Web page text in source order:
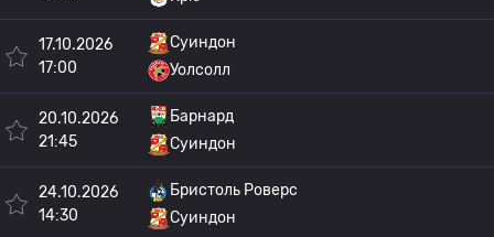
17.10.2026
17:00
Суиндон
Уолсолл
20.10.2026
21:45
Барнард
Суиндон
24.10.2026
14:30
Бристоль Роверс
Суиндон